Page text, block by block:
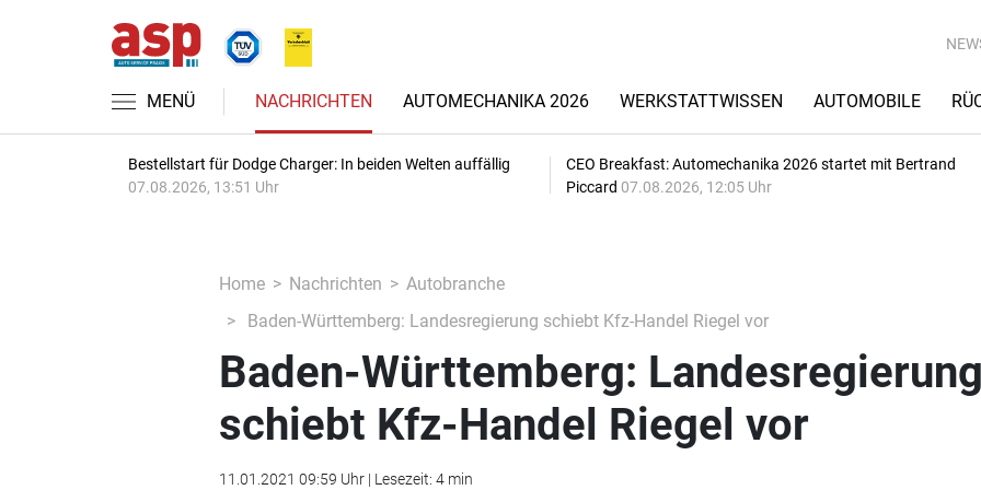
MENÜ NACHRICHTEN AUTOMECHANIKA 2026 WERKSTATTWISSEN AUTOMOBILE
Bestellstart für Dodge Charger: In beiden Welten auffällig
07.08.2026, 13:51 Uhr
CEO Breakfast: Automechanika 2026 startet mit Bertrand
Piccard 07.08.2026, 12:05 Uhr
Home Nachrichten
Autobranche
Baden-Württemberg: Landesregierung schiebt Kfz-Handel Riegel vor
Baden-Württemberg: Landesregierung
schiebt Kfz-Handel Riegel vor
11.01.2021 09:59 Uhr | Lesezeit: 4 min